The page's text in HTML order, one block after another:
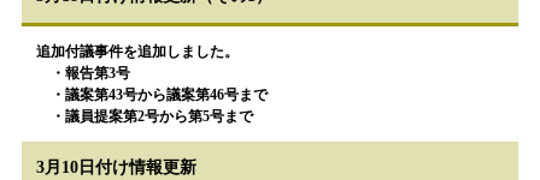
追加付議事件を追加しました。
・報告第3号
・ 議案第43号から議案第46号まで
・議員提案第2号から第5号まで
3月10日付け情報更新